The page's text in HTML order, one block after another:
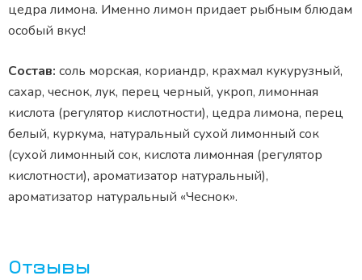
цедра лимона. Именно лимон придает рыбным блюдам
особый вкус!
Состав: соль морская, кориандр, крахмал кукурузный,
сахар, чеснок, лук, перец черный, укроп, лимонная
кислота (регулятор кислотности), цедра лимона, перец
белый, куркума, натуральный сухой лимонный сок
(сухой лимонный сок, кислота лимонная (регулятор
кислотности), ароматизатор натуральный),
ароматизатор натуральный «Чеснок».
Отзывы